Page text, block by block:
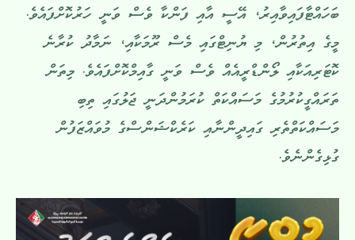
ބަހައްޓާފައިވާއިރު، އޭސީ އާއި ފަންކާ ވެސް ވަނީ ހަރުކޮށްފައެވެ.
މީގެ އިތުރުން، މި ޔުނިޓްގައި މެސް ރޫމަކާއި، ނަމާދު ކުރާނެ
ކޮޓަރިއަކާއި ލޯންޑްރީއެއް ވެސް ވަނީ ގާއިމްކޮށްފައެވެ. މިތަން
ތަރައްގީކުރުމުގެ މަސައްކަތް ކުރަމުންދަނީ ޖަލުގައި ތިބި
މަސައްކަތްތެރި ގައިދީންނާއި ކަރެކްޝަންސްގެ މުވައްޒަފުން
ގުޅިގެންނެވެ.